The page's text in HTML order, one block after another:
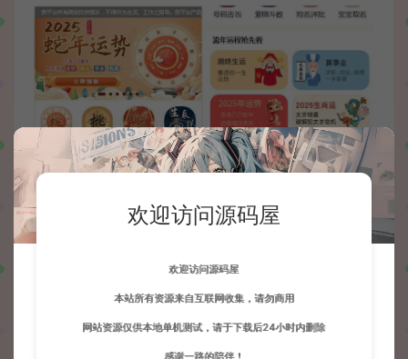
欢迎访问源码屋
欢迎访问源码屋
本站所有资源来自互联网收集，请勿商用
网站资源仅供本地单机测试，请于下载后24小时内删除